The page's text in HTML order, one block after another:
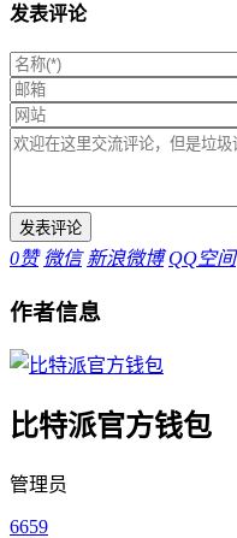
发表评论
0赞 微信 新浪微博 QQ空间
作者信息
比特派官方钱包
管理员
6659